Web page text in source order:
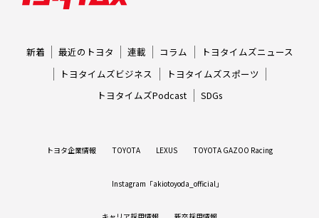
新着 最近のトヨタ 連載 コラム
トヨタイムズニュース
トヨタイムズビジネス
トヨタイムズスポーツ
トヨタイムズPodcast
SDGs
トヨタ企業情報 TOYOTA LEXUS TOYOTA GAZOO Racing
Instagram「akiotoyoda_official」